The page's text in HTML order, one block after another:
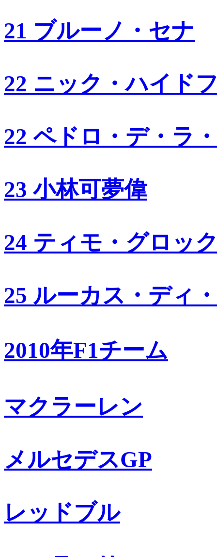
21 ブルーノ・セナ
22 ニック・ハイド
22 ペドロ・デ・ラ
23 小林可夢偉
24 ティモ・グロッ
25 ルーカス・ディ
2010年F1チーム
マクラーレン
メルセデスGP
レッドブル